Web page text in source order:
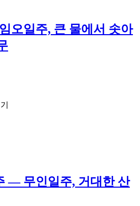
오일주, 큰 물에서 솟아
— 무인일주, 거대한 산